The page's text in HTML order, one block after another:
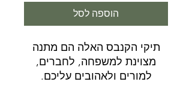
הוספה לסל
תיקי הקנבס האלה הם מתנה
מצוינת למשפחה, לחברים,
למורים ולאהובים עליכם.